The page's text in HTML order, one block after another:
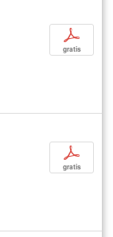
p
gratis
p
gratis